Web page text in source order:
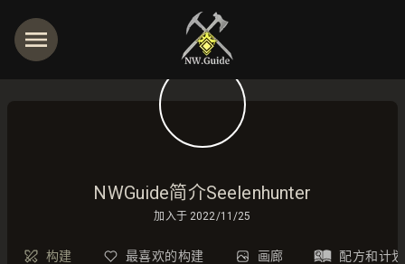
NWGuide简介Seelenhunter
加入于 2022/11/25
构建 最喜欢的构建 画廊 配方和计